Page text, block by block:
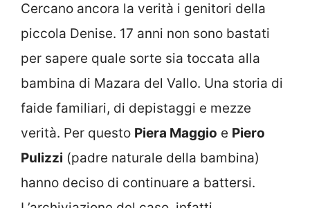
Cercano ancora la verità i genitori della
piccola Denise. 17 anni non sono bastati
per sapere quale sorte sia toccata alla
bambina di Mazara del Vallo. Una storia di
faide familiari, di depistaggi e mezze
verità. Per questo Piera Maggio e Piero
Pulizzi (padre naturale della bambina)
hanno deciso di continuare a battersi.